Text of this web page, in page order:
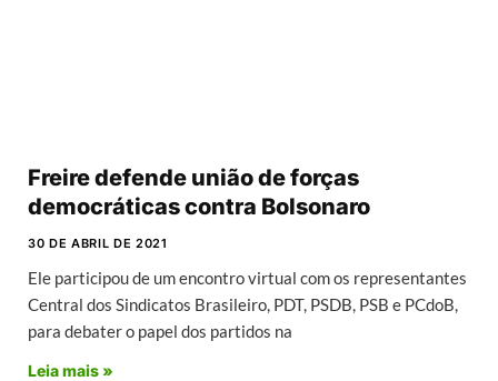
Freire defende união de forças
democráticas contra Bolsonaro
30 DE ABRIL DE 2021
Ele participou de um encontro virtual com os representantes
Central dos Sindicatos Brasileiro, PDT, PSDB, PSB e PCdoB,
para debater o papel dos partidos na
Leia mais »